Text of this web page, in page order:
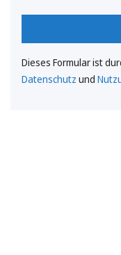
Dieses Formular ist
Datenschutz und